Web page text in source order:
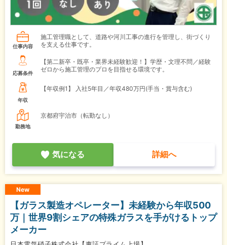
仕事内容
施工管理職として、道路や河川工事の進行を管理し、街づくり
を支える仕事です。
応募条件
【第二新卒・既卒・業界未経験歓迎！】学歴・文理不問／経験
ゼロから施工管理のプロを目指せる環境です。
年収
【年収例1】 入社5年目／年収480万円(手当・賞与含む)
勤務地
京都府宇治市（転勤なし）
気になる 詳細へ
New
【ガラス製造オペレーター】未経験から年収500
万｜世界9割シェアの特殊ガラスを手がけるトップ
メーカー